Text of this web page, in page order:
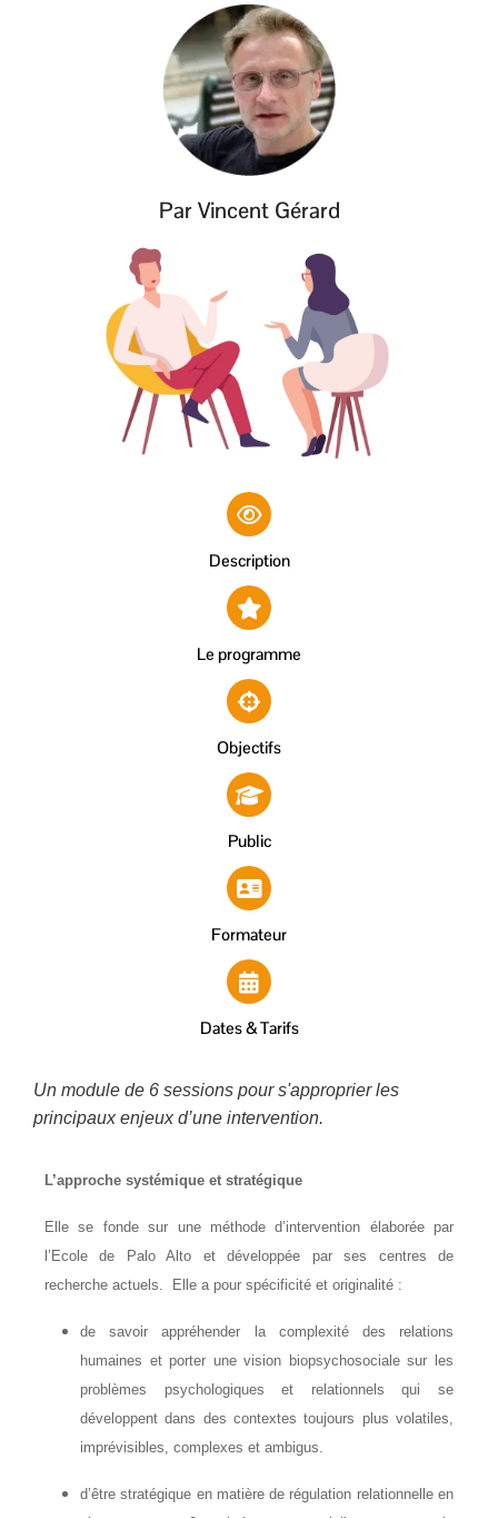
Par Vincent Gérard
Description
Le programme
Objectifs
Public
Formateur
Dates & Tarifs
Un module de 6 sessions pour s'approprier les
principaux enjeux d’une intervention.
L’approche systémique et stratégique
Elle se fonde sur une méthode d’intervention élaborée par
l’Ecole de Palo Alto et développée par ses centres de
recherche actuels. Elle a pour spécificité et originalité :
de savoir appréhender la complexité des relations
humaines et porter une vision biopsychosociale sur les
problèmes psychologiques et relationnels qui se
développent dans des contextes toujours plus volatiles,
imprévisibles, complexes et ambigus.
d’être stratégique en matière de régulation relationnelle en